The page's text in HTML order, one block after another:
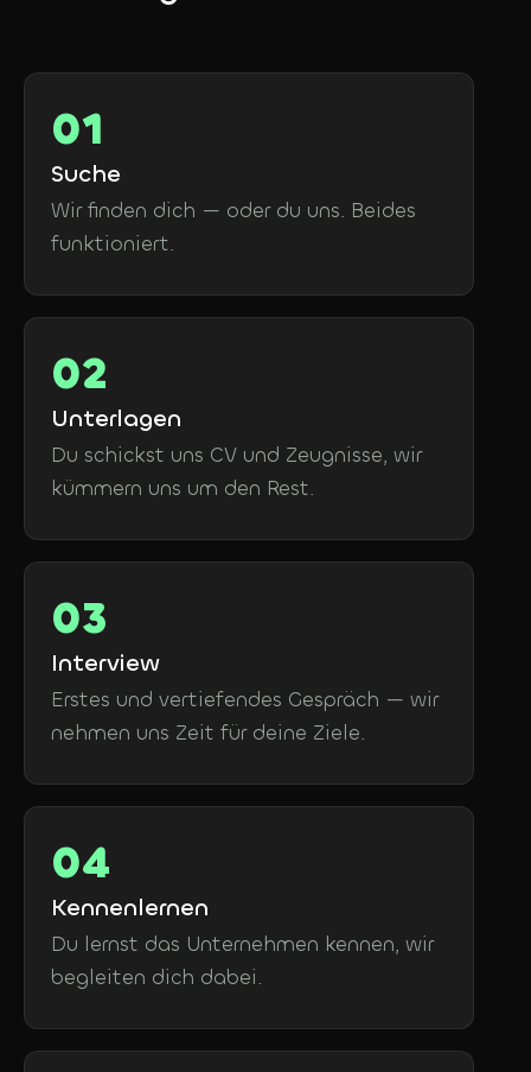
Suche
Wir finden dich — oder du uns. Beides
funktioniert.
Unterlagen
Du schickst uns CV und Zeugnisse, wir
kümmern uns um den Rest.
Interview
Erstes und vertiefendes Gespräch — wir
nehmen uns Zeit für deine Ziele.
Kennenlernen
Du lernst das Unternehmen kennen, wir
begleiten dich dabei.